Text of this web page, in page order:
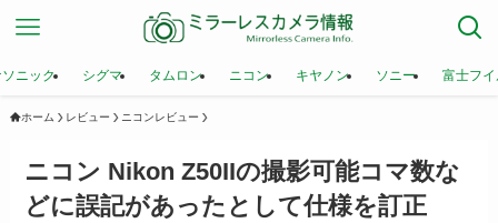
ニック シグマ タムロン ニコン キヤノン ソニー 富士フ
ホーム レビュー ニコンレビュー
ニコン Nikon Z50IIの撮影可能コマ数な
どに誤記があったとして仕様を訂正